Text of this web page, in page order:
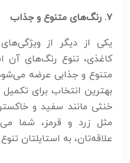
۷.رنگ‌های متنوع و جذاب
یکی از دیگر از
کاغذی، تنوع رنگ‌های
متنوع و جذابی عرضه
بهترین انتخاب برای
خنثی مانند سفید و
مثل زرد و قرمز، شما
علاقه‌تان، به استایلتان